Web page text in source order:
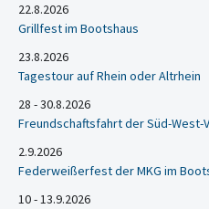
22.8.2026
Grillfest im Bootshaus
23.8.2026
Tagestour auf Rhein oder Altrhein
28 - 30.8.2026
Freundschaftsfahrt der Süd-West-
2.9.2026
Federweißerfest der MKG im
10 - 13.9.2026